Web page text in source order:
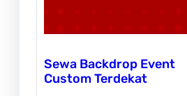
Sewa Backdrop Event
Custom Terdekat